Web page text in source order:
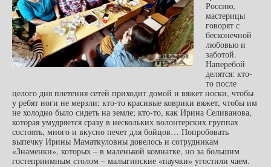
Россию,
мастерицы
говорят с
бесконечной
любовью и
заботой.
Наперебой
делятся: кто-
то после
целого дня плетения сетей приходит домой и вяжет носки, чтобы
у ребят ноги не мерзли; кто-то красивые коврики вяжет, чтобы им
не холодно было сидеть на земле; кто-то, как Ирина Селиванова,
которая умудряется сразу в нескольких волонтерских группах
состоять, много и вкусно печет для бойцов… Попробовать
выпечку Ирины Маматкуловны довелось и сотрудникам
«Знаменки», которых – в маленькой комнатке, но за большим
гостеприимным столом – малыгинские «паучки» угостили чаем.